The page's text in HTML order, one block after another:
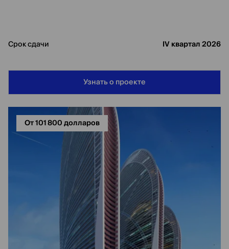
Срок сдачи IV квартал 2026
Узнать о проекте
От 101 800 долларов